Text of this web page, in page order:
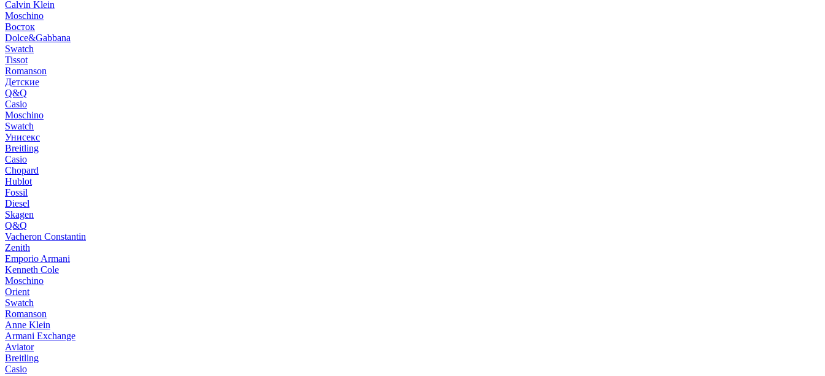
Calvin Klein
Moschino
Восток
Dolce&Gabbana
Swatch
Tissot
Romanson
Детские
Q&Q
Casio
Moschino
Swatch
Унисекс
Breitling
Casio
Chopard
Hublot
Fossil
Diesel
Skagen
Q&Q
Vacheron Constantin
Zenith
Emporio Armani
Kenneth Cole
Moschino
Orient
Swatch
Romanson
Anne Klein
Armani Exchange
Aviator
Breitling
Casio